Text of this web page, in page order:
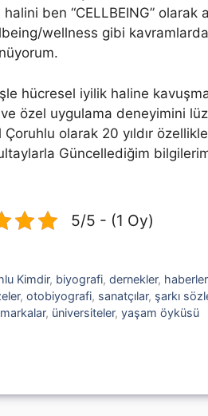
ben “CELLBEING” olarak
wellness gibi
hücresel iyilik haline
özel uygulama deneyimini
olarak 20 yıldır
Güncellediğim
5/5 - (1 Oy)
Kimdir, biyografi,dernekler, haberler
, otobiyografi, sanatçılar, şarkı
, üniversiteler, yaşam öyküsü